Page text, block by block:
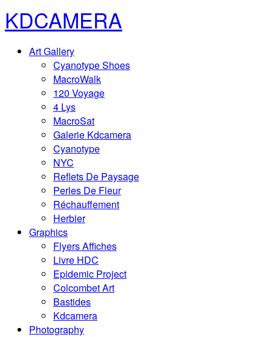
KDCAMERA
Art Gallery
Cyanotype Shoes
MacroWalk
120 Voyage
4 Lys
MacroSat
Galerie Kdcamera
Cyanotype
NYC
Reflets De Paysage
Perles De Fleur
Réchauffement
Herbier
Graphics
Flyers Affiches
Livre HDC
Epidemic Project
Colcombet Art
Bastides
Kdcamera
Photography